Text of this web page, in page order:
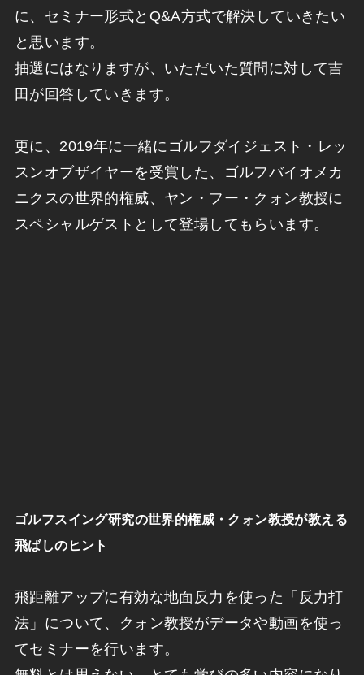
に、セミナー形式とQ&A方式で解決していきたい
と思います。
抽選にはなりますが、いただいた質問に対して吉
田が回答していきます。
更に、2019年に一緒にゴルフダイジェスト・レッ
スンオブザイヤーを受賞した、ゴルフバイオメカ
ニクスの世界的権威、ヤン・フー・クォン教授に
スペシャルゲストとして登場してもらいます。
ゴルフスイング研究の世界的権威・クォン教授が教える
飛ばしのヒント
飛距離アップに有効な地面反力を使った「反力打
法」について、クォン教授がデータや動画を使っ
てセミナーを行います。